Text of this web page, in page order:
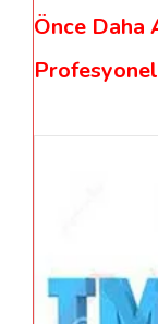
Önce Daha